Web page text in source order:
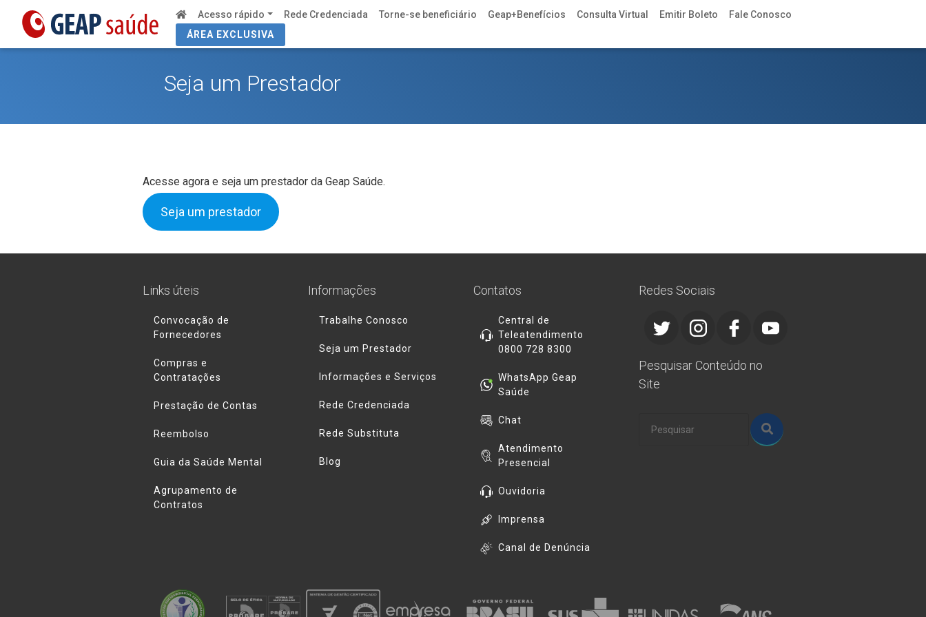
Acesso rápido Rede Credenciada Torne-se beneficiário Geap+Benefícios Consulta Virtual Emitir Boleto
Fale Conosco
ÁREA EXCLUSIVA
Seja um Prestador
Acesse agora e seja um prestador da Geap Saúde.
Seja um prestador
Links úteis
Convocação de
Fornecedores
Compras e
Contratações
Prestação de Contas
Reembolso
Guia da Saúde Mental
Agrupamento de
Contratos
Informações
Trabalhe Conosco
Seja um Prestador
Informações e Serviços
Rede Credenciada
Rede Substituta
Blog
Contatos
Central de
Teleatendimento
0800 728 8300
WhatsApp Geap
Saúde
Chat
Atendimento
Presencial
Ouvidoria
Imprensa
Canal de Denúncia
Redes Sociais
Pesquisar Conteúdo no
Site